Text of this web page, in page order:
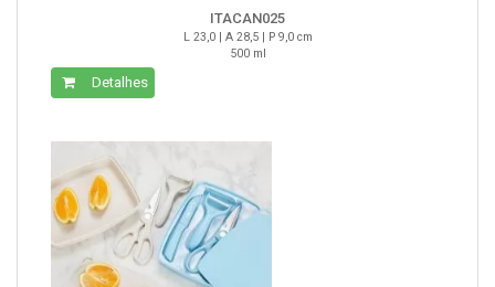
ITACAN025
L 23,0 | A 28,5 | P 9,0 cm
500 ml
Detalhes